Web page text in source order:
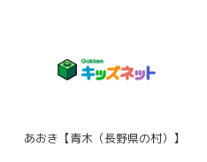
あおき【青木（長野県の村）】